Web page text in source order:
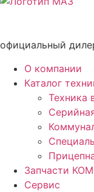
официальный
О компании
Каталог
Техника
Запчасти
Сервис